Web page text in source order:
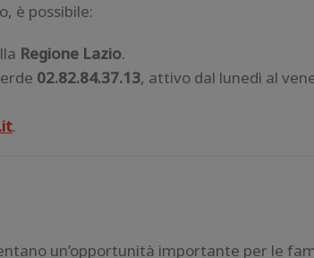
è possibile:
Regione Lazio.
02.82.84.37.13, attivo dal lunedì al
.
un’opportunità importante per le